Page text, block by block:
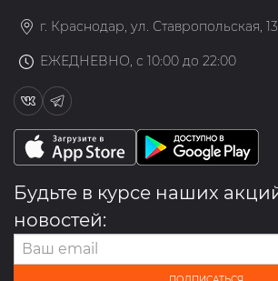
г. Краснодар, ул. Ставропольская,
ЕЖЕДНЕВНО, с 10:00 до 22:00
Будьте в курсе наших
новостей: